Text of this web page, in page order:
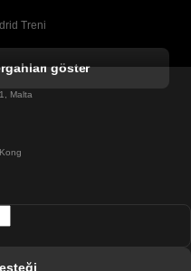
Treni
Treni
Treni
göster
Malta